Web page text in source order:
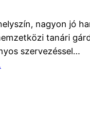
nagyon jó
tanári
szervezéssel…